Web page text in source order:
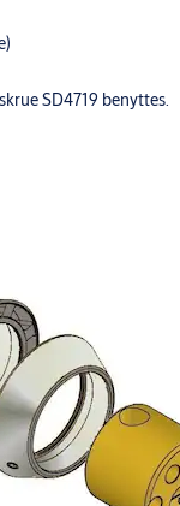
SD4719 benyttes.